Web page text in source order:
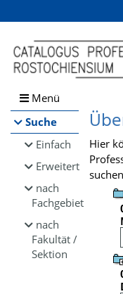
Browsen
direkt zum Inhalt
Menü
Suche
Einfach
Erweitert
nach
Fachgebiet
nach
Fakultät /
Sektion
Hier